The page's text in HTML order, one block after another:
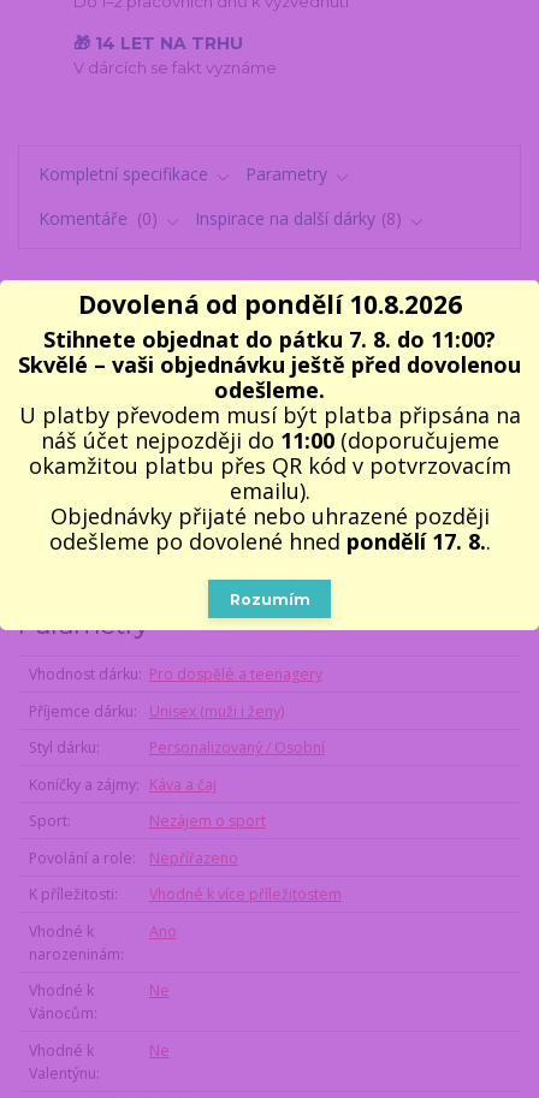
🎁 14 LET NA TRHU
V dárcích se fakt vyznáme
Kompletní specifikace
Parametry
Komentáře
0 Inspirace na další dárky 8
Kompletní specifikace
Hrníček jubileum VĚK SE ZASTAVIL -výročí 60 letje hezkým dárkem,
který bude trvale připomínat krásnévýročí šedesáti let
je nápis "ČASY SE MĚNÍ, SVĚT SE MĚNÍ, JEN MŮJ VĚK SE ZASTAVIL
" a na modrém pozadí bílá číslovka
60 .
: cca výška 9,5 cm, průměr 8cm
Objem:300ml
Barva hrníčku: bílá
Parametry
Vhodnost dárku
Pro dospělé a teenagery
Příjemce dárku
Unisex (muži i ženy)
Styl dárku
Personalizovaný / Osobní
Koníčky a zájmy
Káva a čaj
Sport
Nezájem o sport
Povolání a role
Nepřířazeno
K příležitosti
Vhodné k více příležitostem
Vhodné k
narozeninám
Ano
Vhodné k
Vánocům
Ne
Vhodné k
Valentýnu
Ne
Dovolená od pondělí 10.8.2026
Stihnete objednat do pátku 7. 8. do 11:00?
Skvělé – vaši objednávku ještě před dovolenou
odešleme.
U platby převodem musí být platba připsána na
náš účet nejpozději do 11:00(doporučujeme
okamžitou platbu přes QR kód v potvrzovacím
emailu).
Objednávky přijaté nebo uhrazené později
odešleme po dovolené hned pondělí 17. 8..
Rozumím